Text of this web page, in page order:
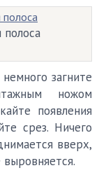
полоса
загните
ножом
появления
срез. Ничего
вверх,